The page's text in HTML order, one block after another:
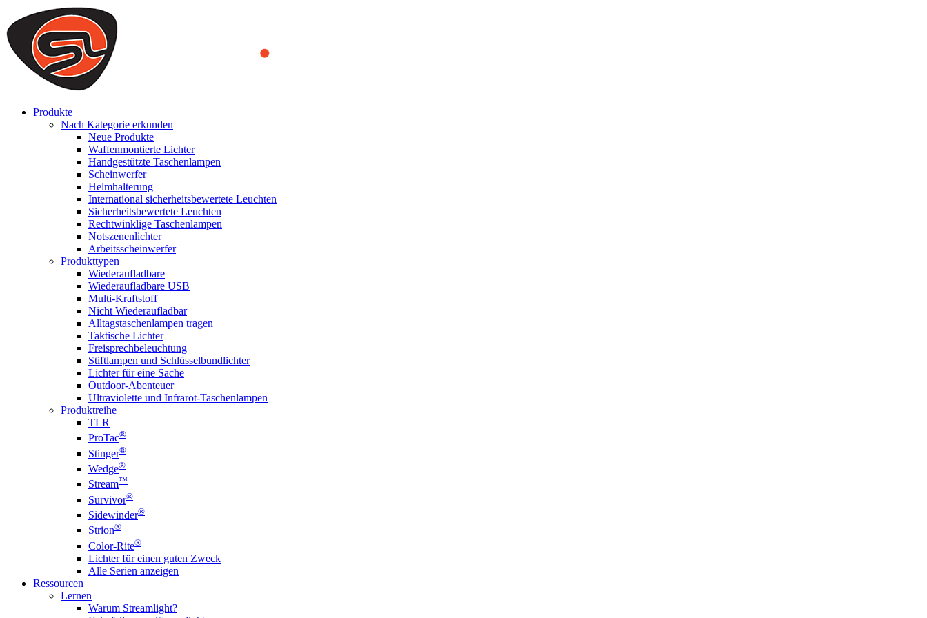
We use cookies to ensure that we provide you the best experience on our website. By continuing to browse this website, you accept that cookies are used to help us analyze how the website is used and to offer
you a better experience. To learn more or to find out how you can disable cookies, you can access our
ACCEPT AND CLOSE
Produkte
Nach Kategorie erkunden
Neue Produkte
Waffenmontierte Lichter
Handgestützte Taschenlampen
Scheinwerfer
Helmhalterung
International sicherheitsbewertete Leuchten
Sicherheitsbewertete Leuchten
Rechtwinklige Taschenlampen
Notszenenlichter
Arbeitsscheinwerfer
Produkttypen
Wiederaufladbare
Wiederaufladbare USB
Multi-Kraftstoff
Nicht Wiederaufladbar
Alltagstaschenlampen tragen
Taktische Lichter
Freisprechbeleuchtung
Stiftlampen und Schlüsselbundlichter
Lichter für eine Sache
Outdoor-Abenteuer
Ultraviolette und Infrarot-Taschenlampen
Produktreihe
TLR
ProTac®
Stinger®
Wedge®
Stream™
Survivor®
Sidewinder®
Strion®
Color-Rite®
Lichter für einen guten Zweck
Alle Serien anzeigen
Ressourcen
Lernen
Warum Streamlight?